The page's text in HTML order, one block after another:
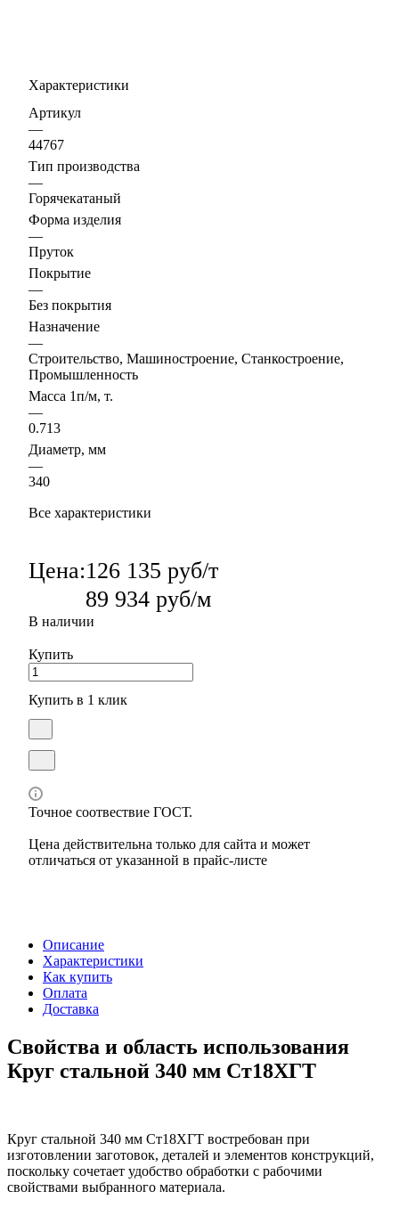
Характеристики
Артикул
—
44767
Тип производства
—
Горячекатаный
Форма изделия
—
Пруток
Покрытие
—
Без покрытия
Назначение
—
Строительство, Машиностроение, Станкостроение,
Промышленность
Масса 1п/м, т.
—
0.713
Диаметр, мм
—
340
Все характеристики
Цена:126 135 руб/т
89 934 руб/м
В наличии
Купить
Купить в 1 клик
Точное соотвествие ГОСТ.
Цена действительна только для сайта и может
отличаться от указанной в прайс-листе
Описание
Характеристики
Как купить
Оплата
Доставка
Свойства и область использования
Круг стальной 340 мм Ст18ХГТ
Круг стальной 340 мм Ст18ХГТ востребован при
изготовлении заготовок, деталей и элементов конструкций,
поскольку сочетает удобство обработки с рабочими
свойствами выбранного материала.